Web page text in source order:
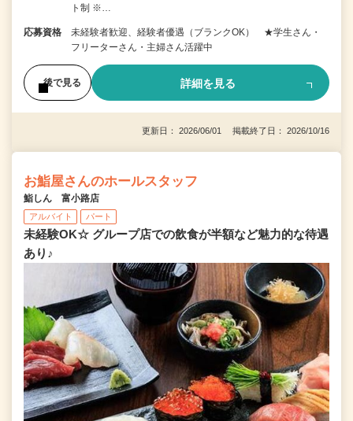
ト制 ※…
応募資格
未経験者歓迎、経験者優遇（ブランクOK） ★学生さん・
フリーターさん・主婦さん活躍中
後で見る 詳細を見る
更新日： 2026/06/01 掲載終了日： 2026/10/16
お鮨屋さんのホールスタッフ
鮨しん 富小路店
アルバイト パート
未経験OK☆ グループ店での飲食が半額など魅力的な待遇
あり♪